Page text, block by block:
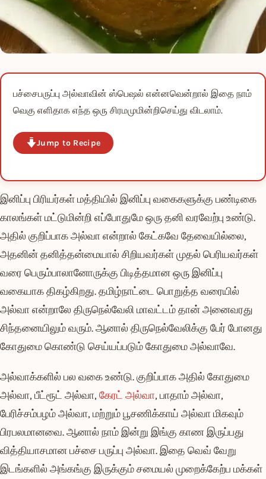
பச்சைபருப்பு அல்வாவின் ஸ்பெஷல் என்னவென்றால் இதை நாம்
வெகு எளிதாக எந்த ஒரு சிரமமுமின்றிசெய்து விடலாம்.
Jump to Recipe
இனிப்பு பிரியர்கள் மத்தியில் இனிப்பு வகைகளுக்கு பண்டிகை
காலங்கள் மட்டுமின்றி எப்போதுமே ஒரு தனி வரவேற்பு உண்டு.
அதில் குறிப்பாக அல்வா என்றால் கேட்கவே தேவையில்லை,
அதனின் தனித்தன்மையால் சிறியவர்கள் முதல் பெரியவர்கள்
வரை பெரும்பாலானோருக்கு பிடித்தமான ஒரு இனிப்பு
வகையாக திகழ்கிறது. தமிழ்நாட்டை பொறுத்த வரையில்
அல்வா என்றாலே திருநெல்வேலி மாவட்டம் தான் அனைவரது
சிந்தனையிலும் வரும். ஆனால் திருநெல்வேலிக்கு பேர் போனது
கோதுமை கொண்டு செய்யப்படும் கோதுமை அல்வாவே.
அல்வாக்களில் பல வகை உண்டு. குறிப்பாக அதில் கோதுமை
அல்வா, பீட்ரூட் அல்வா,கேரட் அல்வா, பாதாம் அல்வா,
பேரிச்சம்பழம் அல்வா, மற்றும் பூசணிக்காய் அல்வா மிகவும்
பிரபலமானவை. ஆனால் நாம் இன்று இங்கு காண இருப்பது
வித்தியாசமான பச்சை பருப்பு அல்வா. இதை வெவ் வேறு
இடங்களில் அங்கங்கு இருக்கும் சமையல் முறைக்கேற்ப மக்கள்